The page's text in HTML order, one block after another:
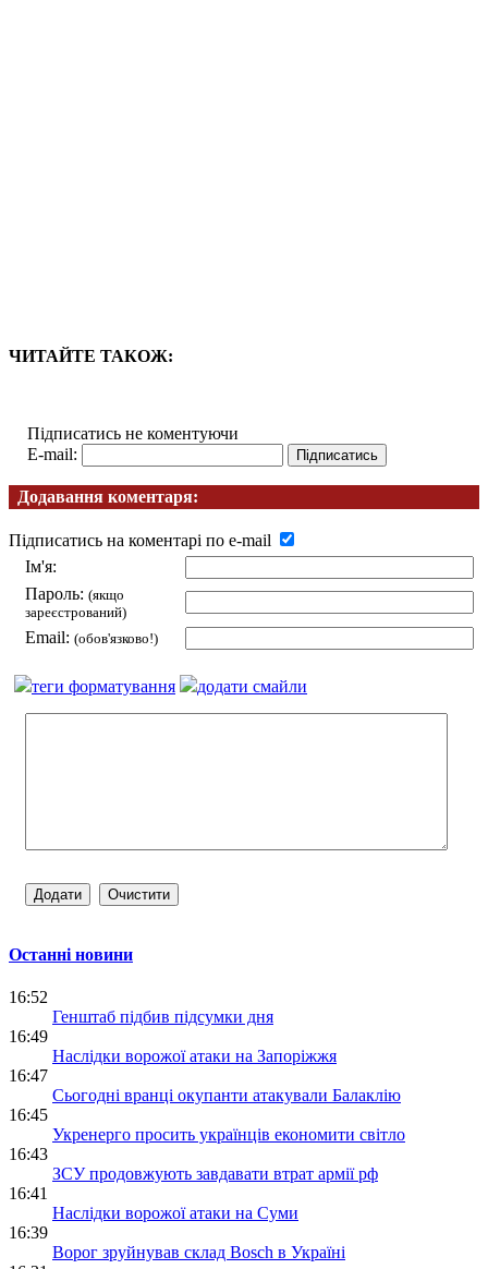
ЧИТАЙТЕ ТАКОЖ:
Підписатись не коментуючи
E-mail:
Додавання коментаря:
Підписатись на коментарі по e-mail
Ім'я:
Пароль: (якщо
зареєстрований)
Email: (обов'язково!)
теги форматування додати смайли
Останні новини
16:52
Генштаб підбив підсумки дня
16:49
Наслідки ворожої атаки на Запоріжжя
16:47
Сьогодні вранці окупанти атакували Балаклію
16:45
Укренерго просить українців економити світло
16:43
ЗСУ продовжують завдавати втрат армії рф
16:41
Наслідки ворожої атаки на Суми
16:39
Ворог зруйнував склад Bosch в Україні